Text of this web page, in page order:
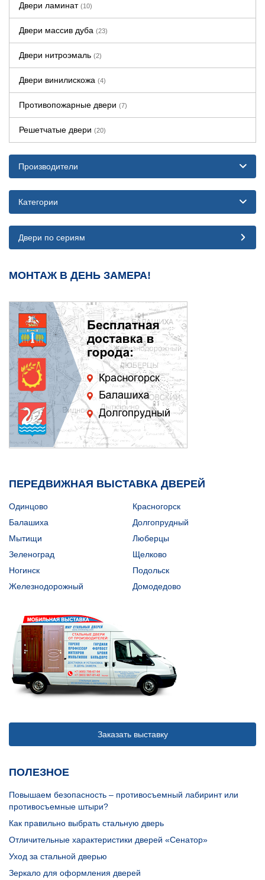
Двери ламинат (10)
Двери массив дуба (23)
Двери нитроэмаль (2)
Двери винилискожа (4)
Противопожарные двери (7)
Решетчатые двери (20)
Производители
Категории
Двери по сериям
МОНТАЖ В ДЕНЬ ЗАМЕРА!
ПЕРЕДВИЖНАЯ ВЫСТАВКА ДВЕРЕЙ
Одинцово
Красногорск
Балашиха
Долгопрудный
Мытищи
Люберцы
Зеленоград
Щелково
Ногинск
Подольск
Железнодорожный
Домодедово
Заказать выставку
ПОЛЕЗНОЕ
Повышаем безопасность – противосъемный лабиринт или
противосъемные штыри?
Как правильно выбрать стальную дверь
Отличительные характеристики дверей «Сенатор»
Уход за стальной дверью
Зеркало для оформления дверей